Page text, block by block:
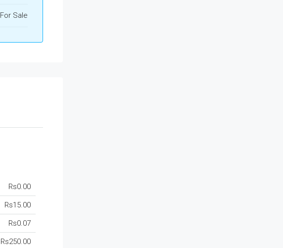
For Sale
Rs0.00
Rs15.00
Rs0.07
Rs250.00